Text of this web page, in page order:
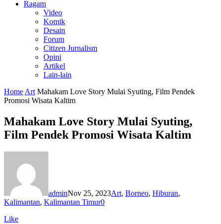
Ragam
Video
Komik
Desain
Forum
Citizen Jurnalism
Opini
Artikel
Lain-lain
Home Art Mahakam Love Story Mulai Syuting, Film Pendek
Promosi Wisata Kaltim
Mahakam Love Story Mulai Syuting,
Film Pendek Promosi Wisata Kaltim
adminNov 25, 2023Art, Borneo, Hiburan,
Kalimantan, Kalimantan Timur0
Like